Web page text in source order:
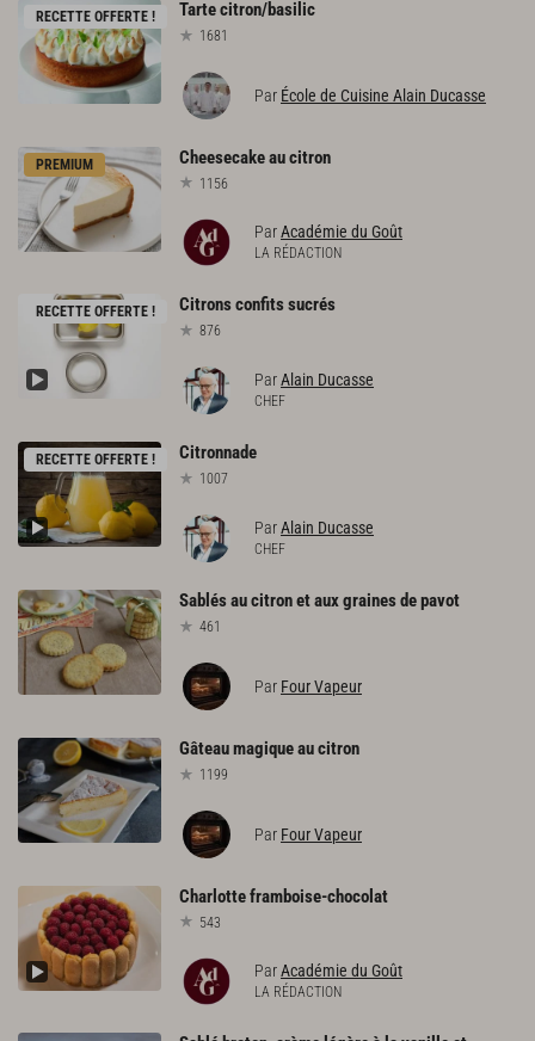
RECETTE OFFERTE ! Tartecitron/basilic
1681
Par École de Cuisine Alain Ducasse
PREMIUM Cheesecakeaucitron
1156
ParAcadémie du Goût
LA RÉDACTION
RECETTE OFFERTE ! Citronsconfitssucrés
876
ParAlain Ducasse
CHEF
RECETTE OFFERTE ! Citronnade
1007
ParAlain Ducasse
CHEF
Sablésaucitronetauxgrainesdepavot
461
Par Four Vapeur
Gâteaumagiqueaucitron
1199
Par Four Vapeur
Charlotteframboise-chocolat
543
ParAcadémie du Goût
LA RÉDACTION